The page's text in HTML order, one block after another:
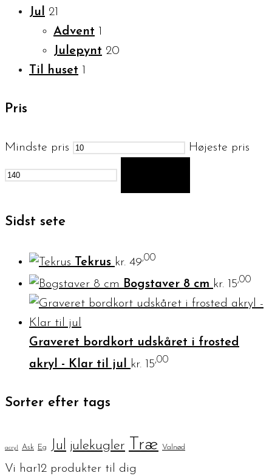
Jul 21
Advent 1
Julepynt 20
Til huset 1
Pris
Mindste pris Højeste pris
Sidst sete
Tekrus kr. 49,00
Bogstaver 8 cm kr. 15,00
Graveret bordkort udskåret i frosted
akryl - Klar til jul
kr. 15,00
Sorter efter tags
acryl Ask Eg Jul julekugler Træ Valnød
Vi har12 produkter til dig